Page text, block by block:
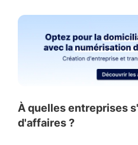
À quelles entreprises
d'affaires ?